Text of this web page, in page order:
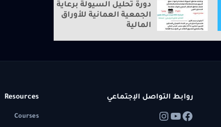
دورة تحليل السيولة برعاية
الجمعية العمانية للأوراق
المالية
روابط التواصل الإجتماعي Resources
Courses